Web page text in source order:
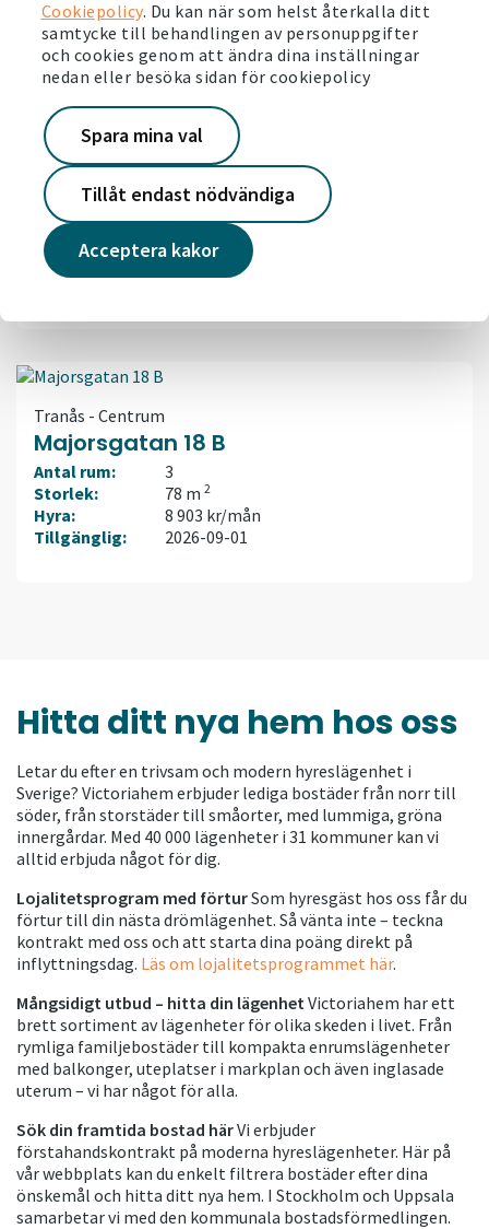
Cookiepolicy. Du kan när som helst återkalla ditt
samtycke till behandlingen av personuppgifter
och cookies genom att ändra dina inställningar
nedan eller besöka sidan för cookiepolicy
Acceptera kakor
Spara mina val
Tillåt endast nödvändiga
Hyra:
9 453 kr/mån
Tillgänglig:
Inflytt efter ök.
Tranås - Centrum
Storgatan 19 B
Antal rum:
3
Storlek:
78 m
Hyra:
9 007 kr/mån
Tillgänglig:
Inflytt efter ök.
Tranås - Centrum
Majorsgatan 18 B
Antal rum:
3
Storlek:
78 m 2
Hyra:
8 903 kr/mån
Tillgänglig:
2026-09-01
Hitta ditt nya hem hos oss
Letar du efter en trivsam och modern hyreslägenhet i
Sverige? Victoriahem erbjuder lediga bostäder från norr till
söder, från storstäder till småorter, med lummiga, gröna
innergårdar. Med 40 000 lägenheter i 31 kommuner kan vi
alltid erbjuda något för dig.
Lojalitetsprogram med förturSom hyresgäst hos oss får du
förtur till din nästa drömlägenhet. Så vänta inte – teckna
kontrakt med oss och att starta dina poäng direkt på
inflyttningsdag. Läs om lojalitetsprogrammet här.
Mångsidigt utbud – hitta din lägenhet Victoriahem har ett
brett sortiment av lägenheter för olika skeden i livet. Från
rymliga familjebostäder till kompakta enrumslägenheter
med balkonger, uteplatser i markplan och även inglasade
uterum – vi har något för alla.
Sök din framtida bostad härVi erbjuder
förstahandskontrakt på moderna hyreslägenheter. Här på
vår webbplats kan du enkelt filtrera bostäder efter dina
önskemål och hitta ditt nya hem. I Stockholm och Uppsala
samarbetar vi med den kommunala bostadsförmedlingen.